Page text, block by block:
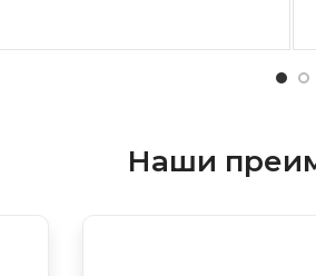
Наши